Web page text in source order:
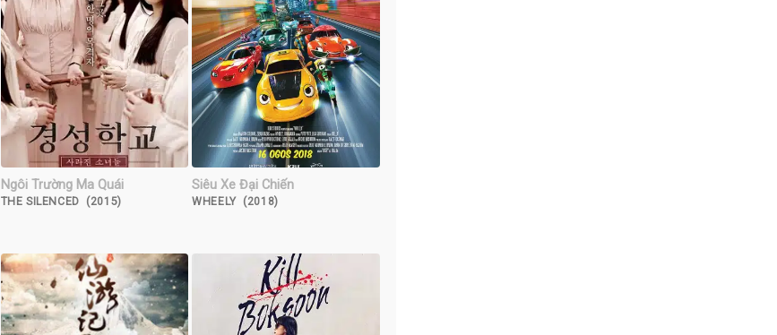
Ngôi Trường Ma Quái
THE SILENCED (2015)
Siêu Xe Đại Chiến
WHEELY (2018)